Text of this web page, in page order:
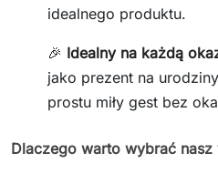
idealnego produktu.
🎉 Idealny na każdą
jako prezent na
prostu miły gest bez
Dlaczego warto wybrać nasz